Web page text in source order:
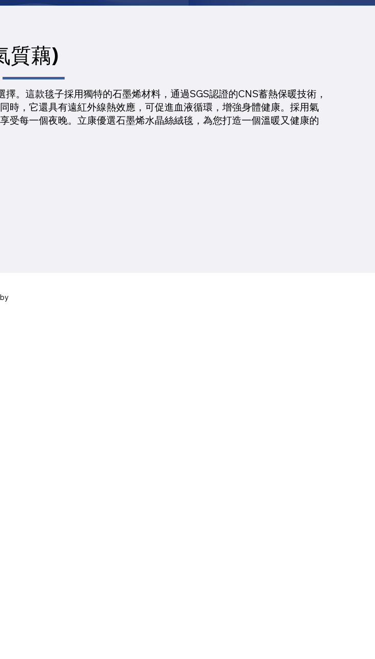
質藕)
。這款毯子採用獨特的石墨烯材料，通過SGS認證的CNS蓄熱保暖技術，
時，它還具有遠紅外線熱效應，可促進血液循環，增強身體健康。採用氣
受每一個夜晚。立康優選石墨烯水晶絲絨毯，為您打造一個溫暖又健康的